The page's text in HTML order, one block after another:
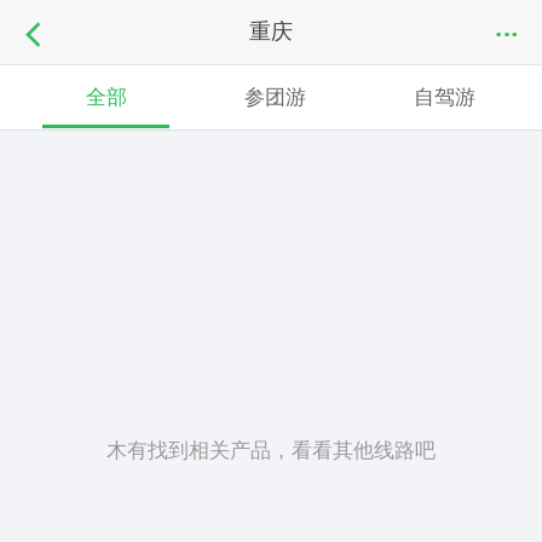
重庆
全部 参团游 自驾游
木有找到相关产品，看看其他线路吧